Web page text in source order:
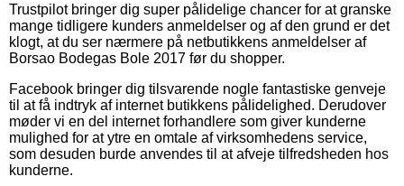
Trustpilot bringer dig super pålidelige chancer for at granske
mange tidligere kunders anmeldelser og af den grund er det
klogt, at du ser nærmere på netbutikkens anmeldelser af
Borsao Bodegas Bole 2017 før du shopper.
Facebook bringer dig tilsvarende nogle fantastiske genveje
til at få indtryk af internet butikkens pålidelighed. Derudover
møder vi en del internet forhandlere som giver kunderne
mulighed for at ytre en omtale af virksomhedens service,
som desuden burde anvendes til at afveje tilfredsheden hos
kunderne.